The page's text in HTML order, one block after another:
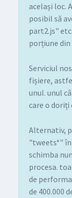
același loc.
posibil să
part2.js"
porțiune
Serviciul
fișiere,
unul. unul
care o doriți
Alternativ,
"tweets*"
schimba
procesa.
de
de 400.000